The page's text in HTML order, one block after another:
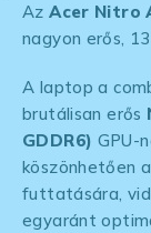
AzAcer Nitro
nagyon erős,
A laptop a
brutálisan erős
GDDR6) GPU-
köszönhetően
futtatására,
egyaránt